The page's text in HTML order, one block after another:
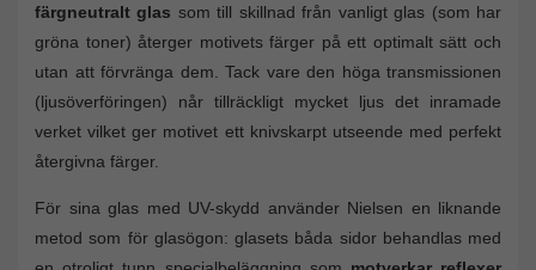
färgneutralt glas som till skillnad från vanligt glas (som har
gröna toner) återger motivets färger på ett optimalt sätt och
utan att förvränga dem. Tack vare den höga transmissionen
(ljusöverföringen) når tillräckligt mycket ljus det inramade
verket vilket ger motivet ett knivskarpt utseende med perfekt
återgivna färger.
För sina glas med UV-skydd använder Nielsen en liknande
metod som för glasögon: glasets båda sidor behandlas med